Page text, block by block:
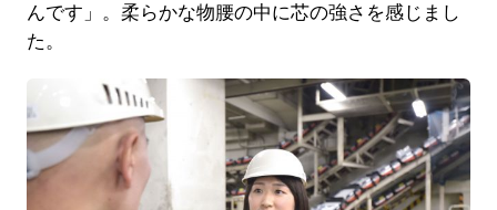
んです」。柔らかな物腰の中に芯の強さを感じまし
た。